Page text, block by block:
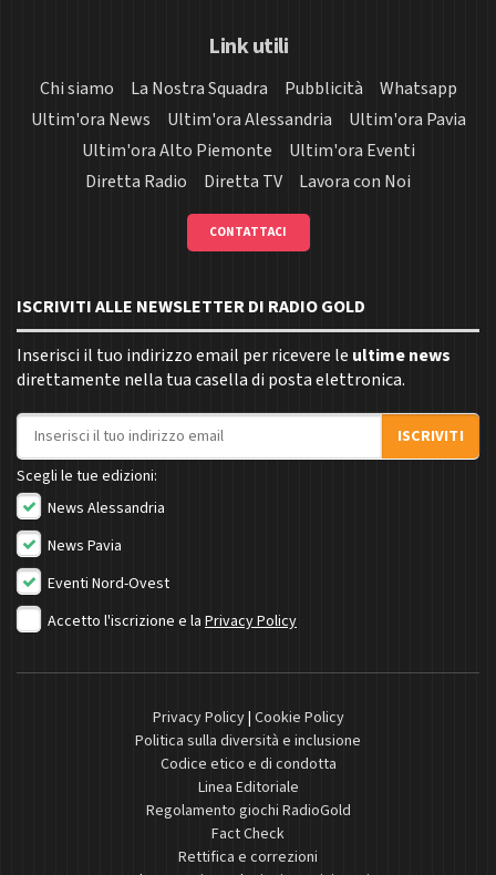
Link utili
Chi siamo La Nostra Squadra Pubblicità
Whatsapp
Ultim'ora News
Ultim'ora Alessandria
Ultim'ora Pavia
Ultim'ora Alto Piemonte
Ultim'ora Eventi
Diretta Radio
Diretta TV Lavora con Noi
CONTATTACI
ISCRIVITI ALLE NEWSLETTER DI RADIO GOLD
Inserisci il tuo indirizzo email per ricevere le ultime news
direttamente nella tua casella di posta elettronica.
Indirizzo email
ISCRIVITI
Scegli le tue edizioni:
News Alessandria
News Pavia
Eventi Nord-Ovest
Accetto l'iscrizione e la Privacy Policy
Privacy Policy| Cookie Policy
Politica sulla diversità e inclusione
Codice etico e di condotta
Linea Editoriale
Regolamento giochi RadioGold
Fact Check
Rettifica e correzioni